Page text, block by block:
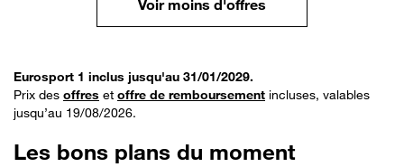
Voir moins d'offres
Eurosport 1 inclus jusqu'au 31/01/2029.
Prix des offres et offre de remboursement incluses, valables
jusqu’au 19/08/2026.
Les bons plans du moment